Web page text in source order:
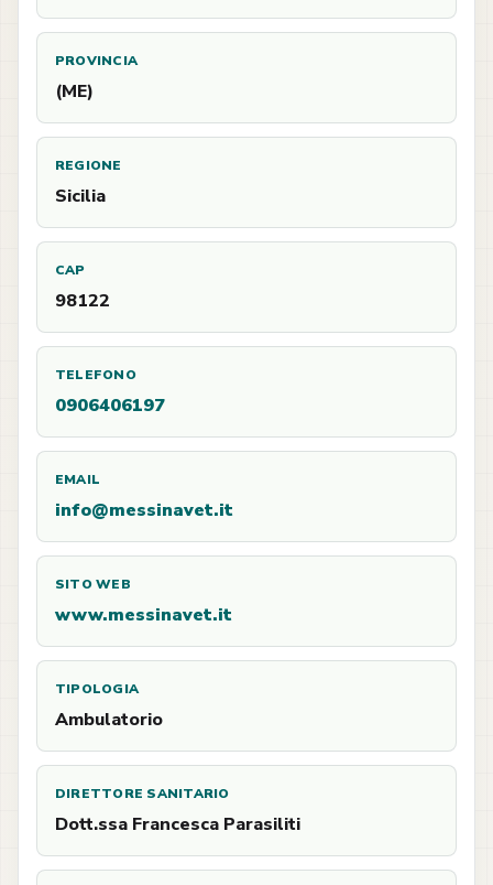
PROVINCIA
(ME)
REGIONE
Sicilia
CAP
98122
TELEFONO
0906406197
EMAIL
info@messinavet.it
SITO WEB
www.messinavet.it
TIPOLOGIA
Ambulatorio
DIRETTORE SANITARIO
Dott.ssa Francesca Parasiliti